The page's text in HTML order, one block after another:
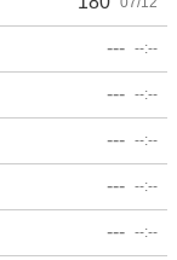
--- --:--
--- --:--
--- --:--
--- --:--
--- --:--